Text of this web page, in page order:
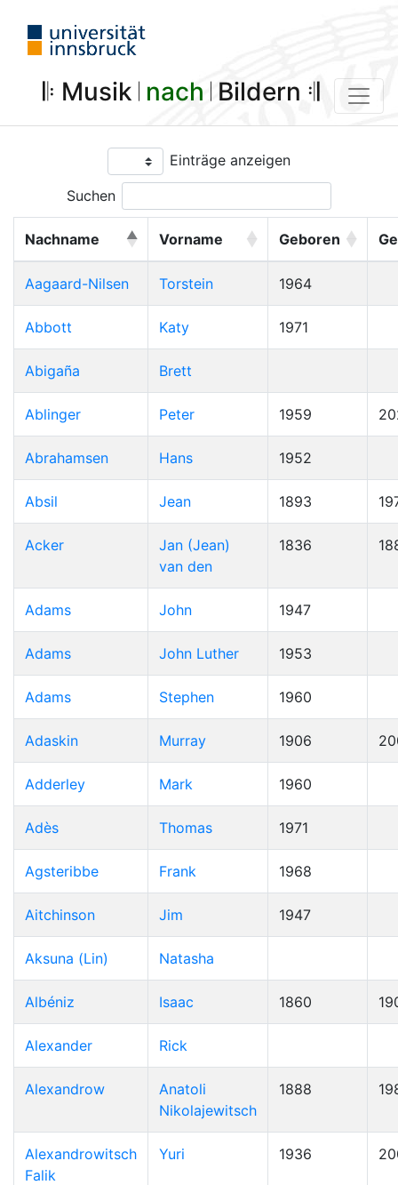
𝄆 Musik 𝄀 nach 𝄀 Bildern 𝄇
Einträge anzeigen
Suchen
Nachname Vorname Geboren
Aagaard-Nilsen Torstein 1964
Abbott Katy 1971
Abigaña Brett
Ablinger Peter 1959
Abrahamsen Hans 1952
Absil Jean 1893
Acker
Jan (Jean)
van den
1836
Adams John 1947
Adams John Luther 1953
Adams Stephen 1960
Adaskin Murray 1906
Adderley Mark 1960
Adès Thomas 1971
Agsteribbe Frank 1968
Aitchinson Jim 1947
Aksuna (Lin) Natasha
Albéniz Isaac 1860
Alexander Rick
Alexandrow
Anatoli
Nikolajewitsch
1888
Alexandrowitsch
Falik
Yuri 1936